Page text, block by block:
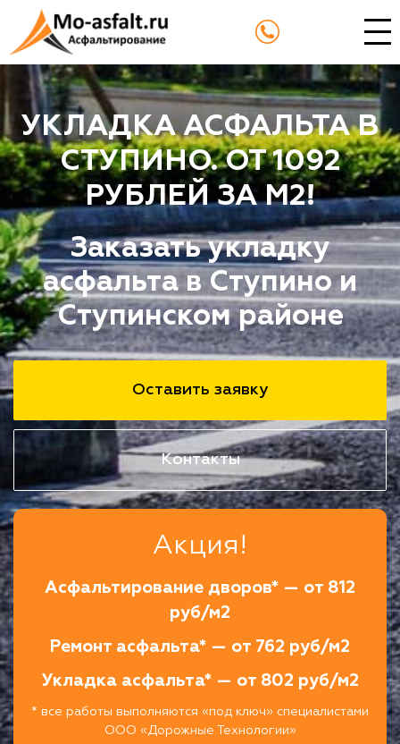
УКЛАДКА АСФАЛЬТА В
СТУПИНО. ОТ 1092
РУБЛЕЙ ЗА М2!
Заказать укладку
асфальта в Ступино и
Ступинском районе
Оставить заявку
Контакты
Акция!
Асфальтирование дворов* — от 812
руб/м2
Ремонт асфальта* — от 762 руб/м2
Укладка асфальта* — от 802 руб/м2
* все работы выполняются «под ключ» специалистами
ООО «Дорожные Технологии»